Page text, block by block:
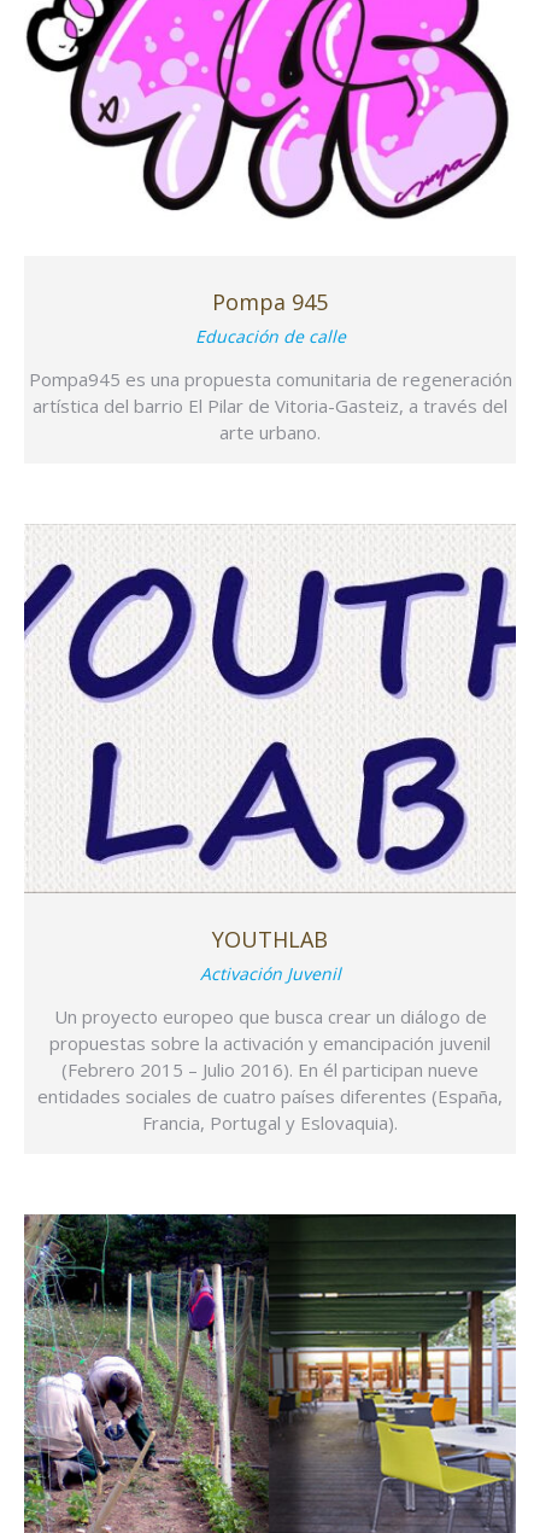
Pompa 945
Educación de calle
Pompa945 es una propuesta comunitaria de regeneración
artística del barrio El Pilar de Vitoria-Gasteiz, a través del
arte urbano.
YOUTHLAB
Activación Juvenil
Un proyecto europeo que busca crear un diálogo de
propuestas sobre la activación y emancipación juvenil
(Febrero 2015 – Julio 2016). En él participan nueve
entidades sociales de cuatro países diferentes (España,
Francia, Portugal y Eslovaquia).